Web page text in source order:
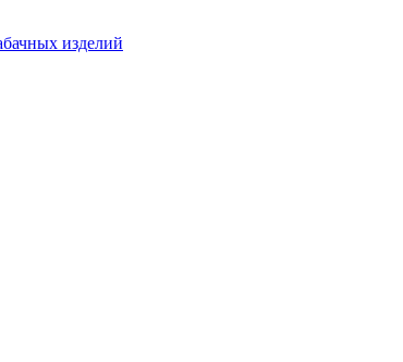
изделий